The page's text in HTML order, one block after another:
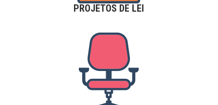
PROJETOS DE LEI